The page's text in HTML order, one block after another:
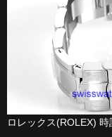
ロレックス(ROLEX)